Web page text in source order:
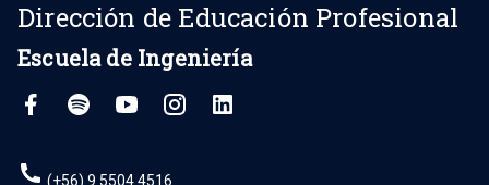
Dirección de Educación Profesional
Escuela de Ingeniería
(+56) 9 5504 4516